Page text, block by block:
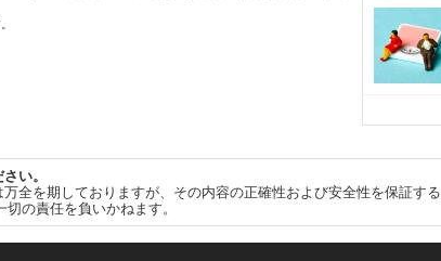
い。
全を期しておりますが、その内容の正確性および安全性を保証す
の責任を負いかねます。